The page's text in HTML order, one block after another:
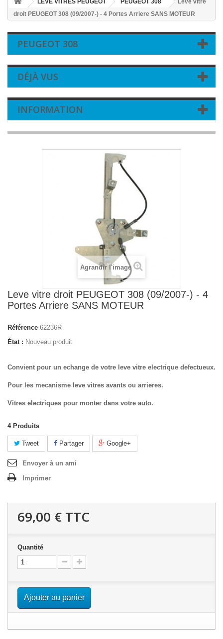
LEVE VITRES PEUGEOT PEUGEOT 308
Leve vitre
droit PEUGEOT 308 (09/2007-) - 4 Portes Arriere SANS MOTEUR
PEUGEOT 308
DÉJÀ VUS
INFORMATION
Agrandir l'image
Leve vitre droit PEUGEOT 308 (09/2007-) - 4
Portes Arriere SANS MOTEUR
Référence 62236R
État : Nouveau produit
Convient pour un echange de votre leve vitre electrique defectueux.
Pour les mecanisme leve vitres avants ou arrieres.
Vitres electriques pour monter dans votre auto.
4 Produits
Tweet Partager Google+
Envoyer à un ami
Imprimer
69,00 € TTC
Quantité
Ajouter au panier